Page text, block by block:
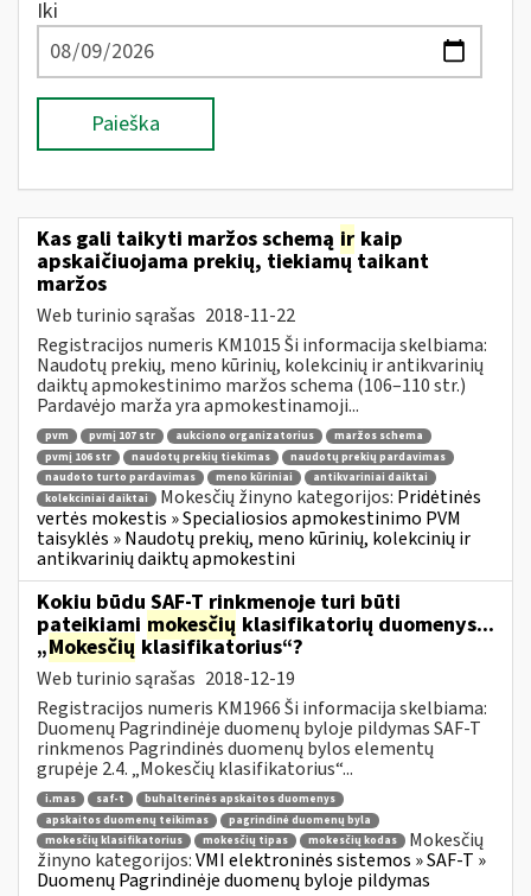
Iki
Paieška
Kas gali taikyti maržos schemą ir kaip
apskaičiuojama prekių, tiekiamų taikant
maržos
Web turinio sąrašas 2018-11-22
Registracijos numeris KM1015 Ši informacija skelbiama:
Naudotų prekių, meno kūrinių, kolekcinių ir antikvarinių
daiktų apmokestinimo maržos schema (106–110 str.)
Pardavėjo marža yra apmokestinamoji...
pvm pvmį 107 str aukciono organizatorius
maržos schema
pvmį 106 str
naudotų prekių tiekimas
naudotų prekių pardavimas
naudoto turto pardavimas
meno kūriniai
antikvariniai daiktai
kolekciniai daiktai
Mokesčių žinyno kategorijos: Pridėtinės
vertės mokestis » Specialiosios apmokestinimo PVM
taisyklės » Naudotų prekių, meno kūrinių, kolekcinių ir
antikvarinių daiktų apmokestini
Kokiu būdu SAF-T rinkmenoje turi būti
pateikiami mokesčių klasifikatorių duomenys...
„Mokesčių klasifikatorius“?
Web turinio sąrašas 2018-12-19
Registracijos numeris KM1966 Ši informacija skelbiama:
Duomenų Pagrindinėje duomenų byloje pildymas SAF-T
rinkmenos Pagrindinės duomenų bylos elementų
grupėje 2.4. „Mokesčių klasifikatorius“...
i.mas saf-t
buhalterinės apskaitos duomenys
apskaitos duomenų teikimas
pagrindinė duomenų byla
mokesčių klasifikatorius
mokesčių tipas mokesčių kodas
Mokesčių
žinyno kategorijos:VMI elektroninės sistemos » SAF-T »
Duomenų Pagrindinėje duomenų byloje pildymas